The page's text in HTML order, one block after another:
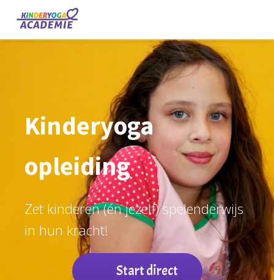
Kinderyoga
opleiding
Zet kinderen (én jezelf) spelenderwijs
in hun kracht!
Start direct